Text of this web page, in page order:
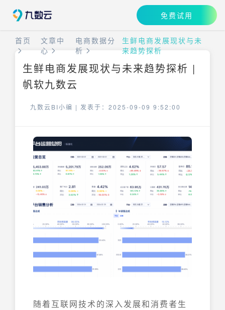
免费试用
首页
文章中
心
电商数据分
析
生鲜电商发展现状与未
来趋势探析
生鲜电商发展现状与未来趋势探析 |
帆软九数云
九数云BI小编 | 发表于：2025-09-09 9:52:00
随着互联网技术的深入发展和消费者生